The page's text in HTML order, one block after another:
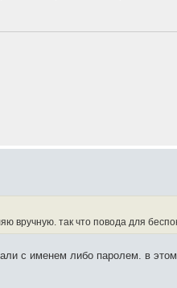
вручную. так что повода для
с именем либо паролем. в